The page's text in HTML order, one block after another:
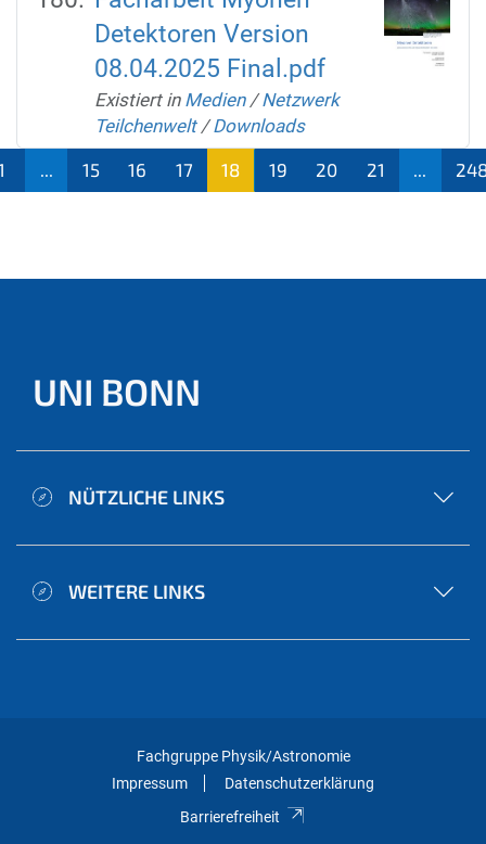
Detektoren Version
08.04.2025 Final.pdf
Existiert in Medien /Netzwerk
Teilchenwelt /Downloads
... 15 16 17
18
19 20 21 ...
UNI BONN
NÜTZLICHE LINKS
WEITERE LINKS
Fachgruppe Physik/Astronomie
Impressum
Datenschutzerklärung
Barrierefreiheit